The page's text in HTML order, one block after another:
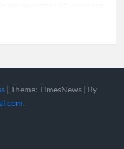
| Theme: TimesNews | By
.